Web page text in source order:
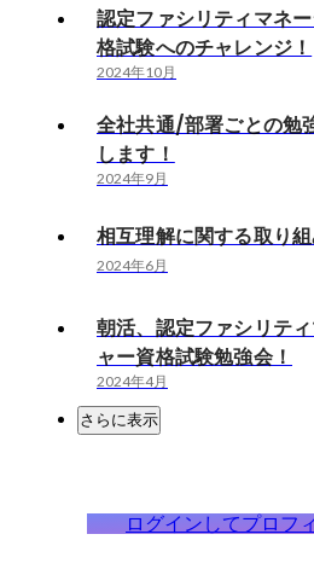
認定ファシリティマネ
格試験へのチャレンジ！
2024年10月
全社共通/部署ごとの勉
します！
2024年9月
相互理解に関する取り
2024年6月
朝活、認定ファシリテ
ャー資格試験勉強会！
2024年4月
さらに表示
ログインしてプロフ